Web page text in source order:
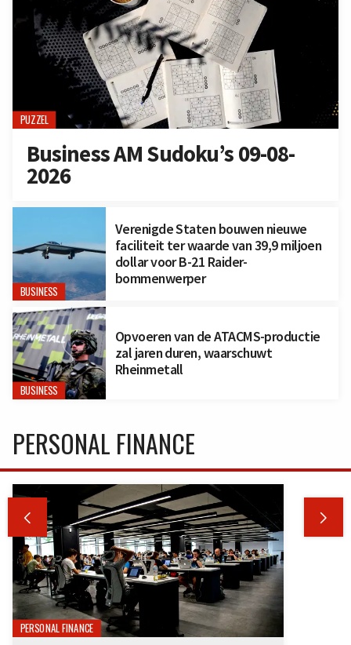
PUZZEL
Business AM Sudoku’s 09-08-
2026
BUSINESS
Verenigde Staten bouwen nieuwe
faciliteit ter waarde van 39,9 miljoen
dollar voor B-21 Raider-
bommenwerper
BUSINESS
Opvoeren van de ATACMS-productie
zal jaren duren, waarschuwt
Rheinmetall
PERSONAL FINANCE
 
PERSONAL FINANCE